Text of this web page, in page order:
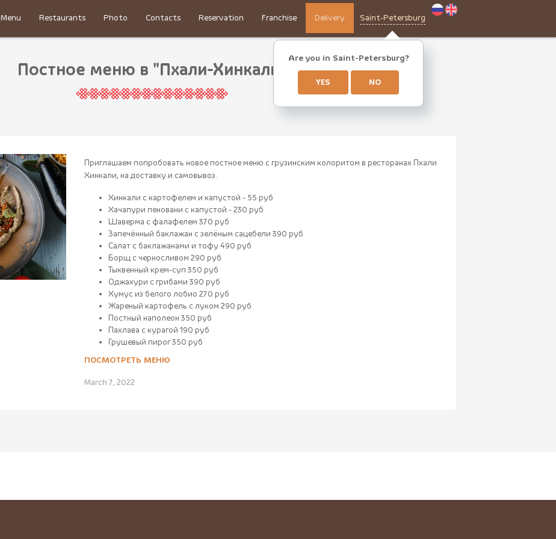
Menu Restaurants Photo Contacts Reservation Franchise Delivery Saint-Petersburg
Are you in Saint-Petersburg?
YES NO
Постное меню в "Пхали-Хинкали"
Приглашаем попробовать новое постное меню с грузинским колоритом в ресторанах Пхали
Хинкали, на доставку и самовывоз.
Хинкали с картофелем и капустой - 55 руб
Хачапури пеновани с капустой - 230 руб
Шаверма с фалафелем 370 руб
Запечённый баклажан с зелёным сацебели 390 руб
Салат с баклажанами и тофу 490 руб
Борщ с черносливом 290 руб
Тыквенный крем-суп 350 руб
Оджахури с грибами 390 руб
Хумус из белого лобио 270 руб
Жареный картофель с луком 290 руб
Постный наполеон 350 руб
Пахлава с курагой 190 руб
Грушевый пирог 350 руб
ПОСМОТРЕТЬ МЕНЮ
March 7, 2022